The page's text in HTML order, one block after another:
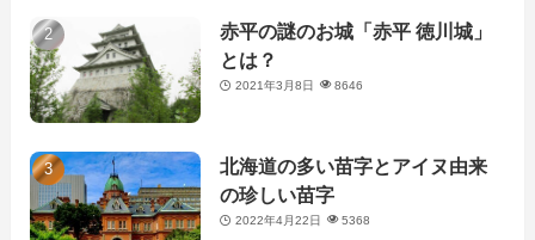
赤平の謎のお城「赤平 徳川城」
とは？
2021年3月8日 8646
北海道の多い苗字とアイヌ由来
の珍しい苗字
2022年4月22日 5368